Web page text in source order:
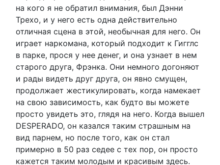
на кого я не обратил внимания, был Дэнни
Трехо, и у него есть одна действительно
отличная сцена в этой, необычная для него. Он
играет наркомана, который подходит к Гигглс
в парке, прося у нее денег, и она узнает в нем
старого друга, Фрэнка. Они немного догоняют
и рады видеть друг друга, он явно смущен,
продолжает жестикулировать, когда намекает
на свою зависимость, как будто вы можете
просто увидеть это, глядя на него. Когда вышел
DESPERADO, он казался таким страшным на
вид парнем, но после того, как он стал
примерно в 50 раз седее с тех пор, он просто
кажется таким молодым и красивым здесь.